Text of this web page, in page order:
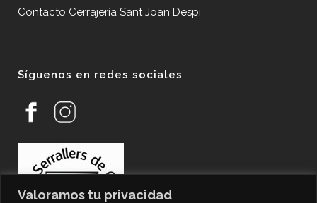
Valoramos tu privacidad
Contacto Cerrajería Sant Joan Despí
Síguenos en redes sociales